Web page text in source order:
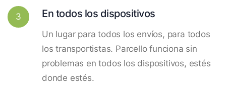
3 En todos los dispositivos
Un lugar para todos los envíos, para todos
los transportistas. Parcello funciona sin
problemas en todos los dispositivos, estés
donde estés.